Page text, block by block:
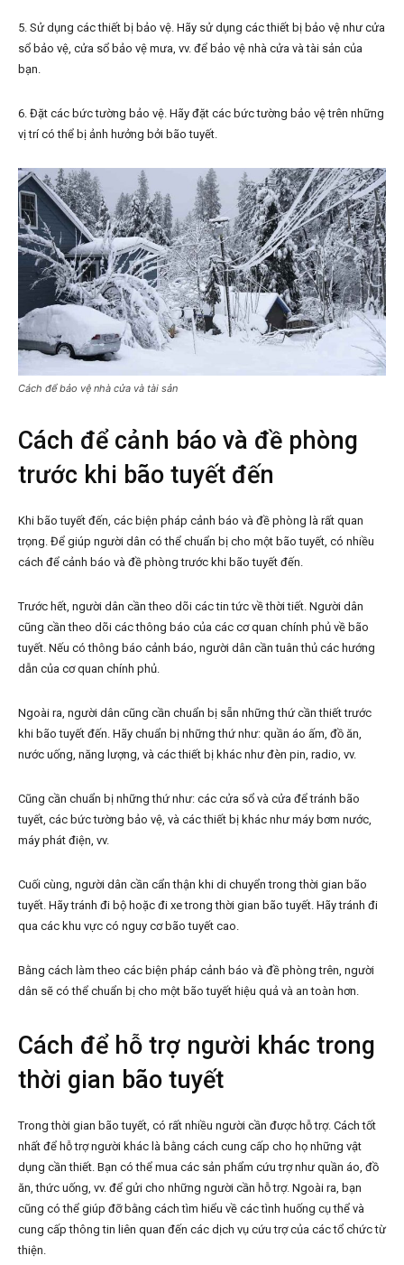
5. Sử dụng các thiết bị bảo vệ. Hãy sử dụng các thiết bị bảo vệ như cửa
sổ bảo vệ, cửa sổ bảo vệ mưa, vv. để bảo vệ nhà cửa và tài sản của
bạn.
6. Đặt các bức tường bảo vệ. Hãy đặt các bức tường bảo vệ trên những
vị trí có thể bị ảnh hưởng bởi bão tuyết.
Cách để bảo vệ nhà cửa và tài sản
Cách để cảnh báo và đề phòng
trước khi bão tuyết đến
Khi bão tuyết đến, các biện pháp cảnh báo và đề phòng là rất quan
trọng. Để giúp người dân có thể chuẩn bị cho một bão tuyết, có nhiều
cách để cảnh báo và đề phòng trước khi bão tuyết đến.
Trước hết, người dân cần theo dõi các tin tức về thời tiết. Người dân
cũng cần theo dõi các thông báo của các cơ quan chính phủ về bão
tuyết. Nếu có thông báo cảnh báo, người dân cần tuân thủ các hướng
dẫn của cơ quan chính phủ.
Ngoài ra, người dân cũng cần chuẩn bị sẵn những thứ cần thiết trước
khi bão tuyết đến. Hãy chuẩn bị những thứ như: quần áo ấm, đồ ăn,
nước uống, năng lượng, và các thiết bị khác như đèn pin, radio, vv.
Cũng cần chuẩn bị những thứ như: các cửa sổ và cửa để tránh bão
tuyết, các bức tường bảo vệ, và các thiết bị khác như máy bơm nước,
máy phát điện, vv.
Cuối cùng, người dân cần cẩn thận khi di chuyển trong thời gian bão
tuyết. Hãy tránh đi bộ hoặc đi xe trong thời gian bão tuyết. Hãy tránh đi
qua các khu vực có nguy cơ bão tuyết cao.
Bằng cách làm theo các biện pháp cảnh báo và đề phòng trên, người
dân sẽ có thể chuẩn bị cho một bão tuyết hiệu quả và an toàn hơn.
Cách để hỗ trợ người khác trong
thời gian bão tuyết
Trong thời gian bão tuyết, có rất nhiều người cần được hỗ trợ. Cách tốt
nhất để hỗ trợ người khác là bằng cách cung cấp cho họ những vật
dụng cần thiết. Bạn có thể mua các sản phẩm cứu trợ như quần áo, đồ
ăn, thức uống, vv. để gửi cho những người cần hỗ trợ. Ngoài ra, bạn
cũng có thể giúp đỡ bằng cách tìm hiểu về các tình huống cụ thể và
cung cấp thông tin liên quan đến các dịch vụ cứu trợ của các tổ chức từ
thiện.